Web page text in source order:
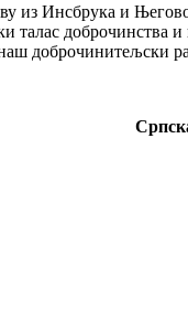
из Инсбрука и
доброчинства
доброчинитељски